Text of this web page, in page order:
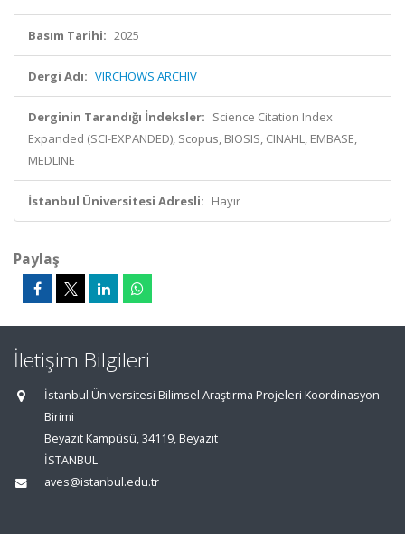
Basım Tarihi: 2025
Dergi Adı: VIRCHOWS ARCHIV
Derginin Tarandığı İndeksler: Science Citation Index
Expanded (SCI-EXPANDED), Scopus, BIOSIS, CINAHL, EMBASE,
MEDLINE
İstanbul Üniversitesi Adresli: Hayır
Paylaş
İletişim Bilgileri
İstanbul Üniversitesi Bilimsel Araştırma Projeleri Koordinasyon
Birimi
Beyazıt Kampüsü, 34119, Beyazıt
İSTANBUL
aves@istanbul.edu.tr